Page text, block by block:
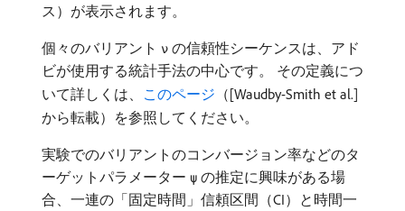
ス）が表示されます。
個々のバリアント ν の信頼性シーケンスは、アド
ビが使用する統計手法の中心です。 その定義につ
いて詳しくは、 このページ （[Waudby-Smith et al.]
から転載）を参照してください。
実験でのバリアントのコンバージョン率などのタ
ーゲットパラメーター ψ の推定に興味がある場
合、一連の「固定時間」信頼区間（CI）と時間一